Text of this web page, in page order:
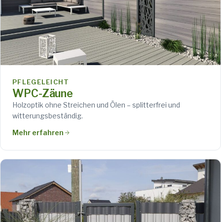
PFLEGELEICHT
WPC-Zäune
Holzoptik ohne Streichen und Ölen – splitterfrei und
witterungsbeständig.
Mehr erfahren